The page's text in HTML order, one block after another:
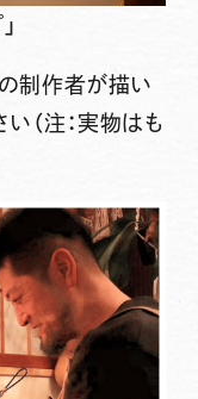
制作者が描い
（注：実物はも